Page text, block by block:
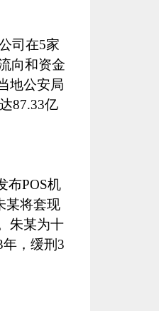
司在5家
向和资金
地公安局
87.33亿
布POS机
某将套现
朱某为十
年，缓刑 3